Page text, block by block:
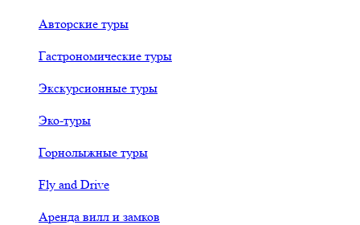
Авторские туры
Гастрономические туры
Экскурсионные туры
Эко-туры
Горнолыжные туры
Fly and Drive
Аренда вилл и замков